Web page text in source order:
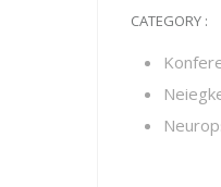
CATEGORY :